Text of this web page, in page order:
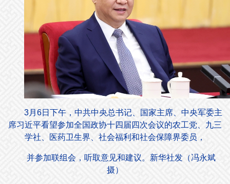
3月6日下午，中共中央总书记、国家主席、中央军委主
席习近平看望参加全国政协十四届四次会议的农工党、九三
学社、医药卫生界、社会福利和社会保障界委员，
并参加联组会，听取意见和建议。新华社发（冯永斌
摄）